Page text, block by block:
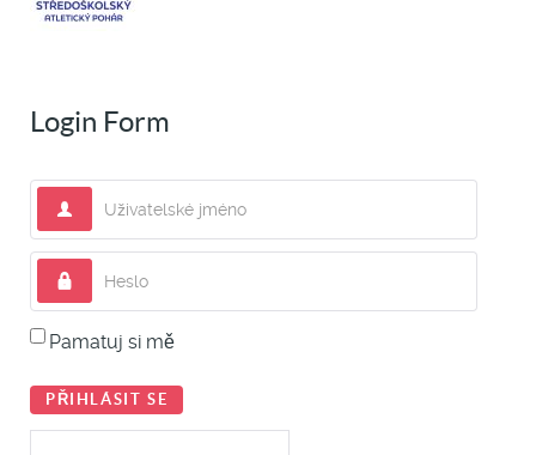
Login Form
Uživatelské jméno
Heslo
Pamatuj si mě
PŘIHLÁSIT SE